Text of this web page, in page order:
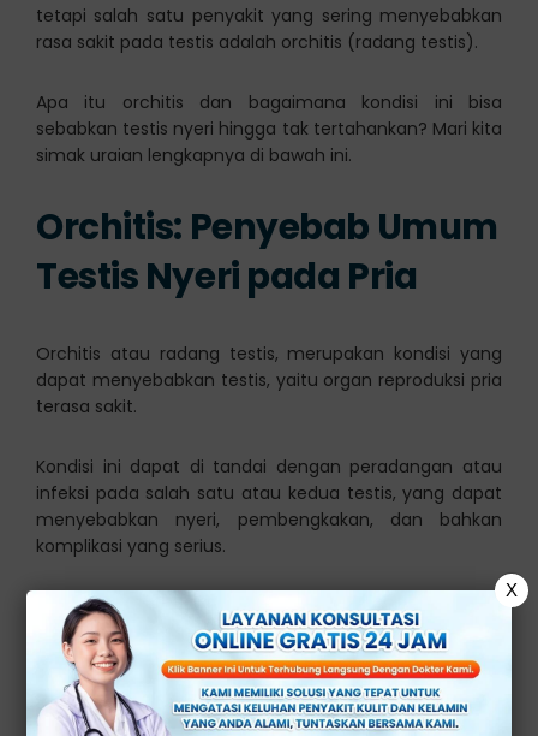
tetapi salah satu penyakit yang sering menyebabkan
rasa sakit pada testis adalah orchitis (radang testis).
Apa itu orchitis dan bagaimana kondisi ini bisa
sebabkan testis nyeri hingga tak tertahankan? Mari kita
simak uraian lengkapnya di bawah ini.
Orchitis: Penyebab Umum
Testis Nyeri pada Pria
Orchitis atau radang testis, merupakan kondisi yang
dapat menyebabkan testis, yaitu organ reproduksi pria
terasa sakit.
Kondisi ini dapat di tandai dengan peradangan atau
infeksi pada salah satu atau kedua testis, yang dapat
menyebabkan nyeri, pembengkakan, dan bahkan
komplikasi yang serius.
Pada umumnya, peradangan pada testis dapat di
sebabkan oleh beberapa faktor, termasuk:
Infeksi virus gondongan
Infeksi virus penyakit menular seksual
X